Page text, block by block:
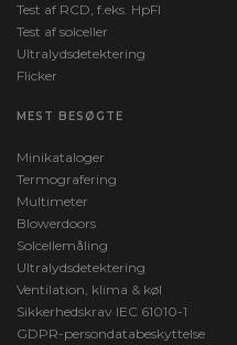
Test af RCD, f.eks. HpFI
Test af solceller
Ultralydsdetektering
Flicker
MEST BESØGTE
Minikataloger
Termografering
Multimeter
Blowerdoors
Solcellemåling
Ultralydsdetektering
Ventilation, klima & køl
Sikkerhedskrav IEC 61010-1
GDPR-persondatabeskyttelse